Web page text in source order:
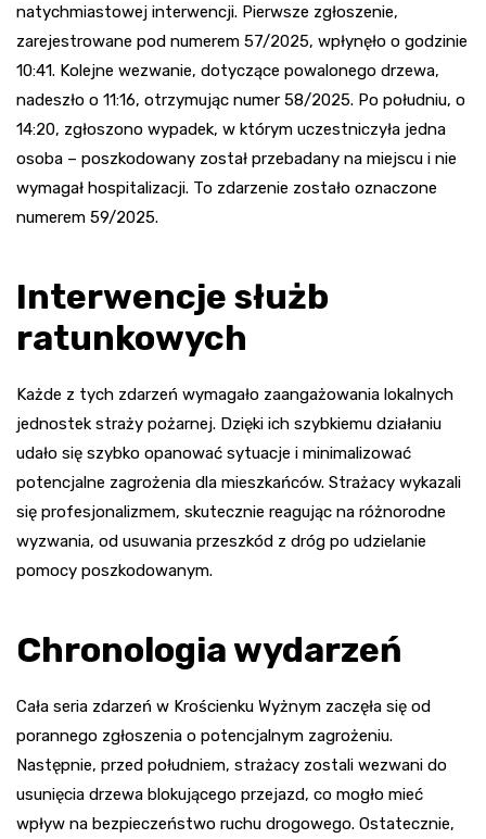
natychmiastowej interwencji. Pierwsze zgłoszenie,
zarejestrowane pod numerem 57/2025, wpłynęło o godzinie
10:41. Kolejne wezwanie, dotyczące powalonego drzewa,
nadeszło o 11:16, otrzymując numer 58/2025. Po południu, o
14:20, zgłoszono wypadek, w którym uczestniczyła jedna
osoba – poszkodowany został przebadany na miejscu i nie
wymagał hospitalizacji. To zdarzenie zostało oznaczone
numerem 59/2025.
Interwencje służb
ratunkowych
Każde z tych zdarzeń wymagało zaangażowania lokalnych
jednostek straży pożarnej. Dzięki ich szybkiemu działaniu
udało się szybko opanować sytuacje i minimalizować
potencjalne zagrożenia dla mieszkańców. Strażacy wykazali
się profesjonalizmem, skutecznie reagując na różnorodne
wyzwania, od usuwania przeszkód z dróg po udzielanie
pomocy poszkodowanym.
Chronologia wydarzeń
Cała seria zdarzeń w Krościenku Wyżnym zaczęła się od
porannego zgłoszenia o potencjalnym zagrożeniu.
Następnie, przed południem, strażacy zostali wezwani do
usunięcia drzewa blokującego przejazd, co mogło mieć
wpływ na bezpieczeństwo ruchu drogowego. Ostatecznie,